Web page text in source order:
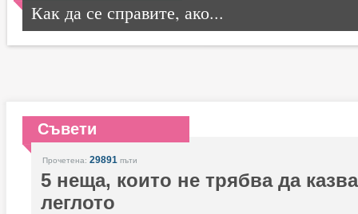
Как да се справите, ако...
Съвети
Прочетена: 29891 пъти
5 неща, които не трябва да
леглото